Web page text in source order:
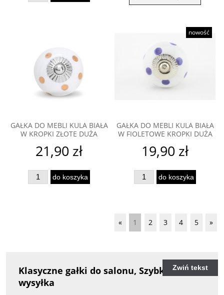
GAŁKA DO MEBLI KULA BIAŁA
W KROPKI ZŁOTE DUŻA
21,90 zł
do koszyka
GAŁKA DO MEBLI KULA BIAŁA
W FIOLETOWE KROPKI DUŻA
19,90 zł
do koszyka
nowość
« 1 2 3 4 5 »
Zwiń tekst
Klasyczne gałki do salonu, Szybka
wysyłka